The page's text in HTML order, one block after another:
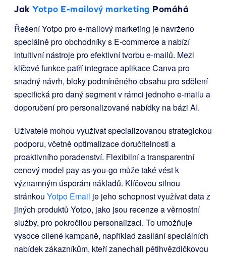
Jak Yotpo E-mailový marketing Pomáhá
Řešení Yotpo pro e-mailový marketing je navrženo
speciálně pro obchodníky s E-commerce a nabízí
intuitivní nástroje pro efektivní tvorbu e-mailů. Mezi
klíčové funkce patří integrace aplikace Canva pro
snadný návrh, bloky podmíněného obsahu pro sdělení
specifická pro daný segment v rámci jednoho e-mailu a
doporučení pro personalizované nabídky na bázi AI.
Uživatelé mohou využívat specializovanou strategickou
podporu, včetně optimalizace doručitelnosti a
proaktivního poradenství. Flexibilní a transparentní
cenový model pay-as-you-go může také vést k
významným úsporám nákladů. Klíčovou silnou
stránkou Yotpo Email je jeho schopnost využívat data z
jiných produktů Yotpo, jako jsou recenze a věrnostní
služby, pro pokročilou personalizaci. To umožňuje
vysoce cílené kampaně, například zasílání speciálních
nabídek zákazníkům, kteří zanechali pětihvězdičkovou